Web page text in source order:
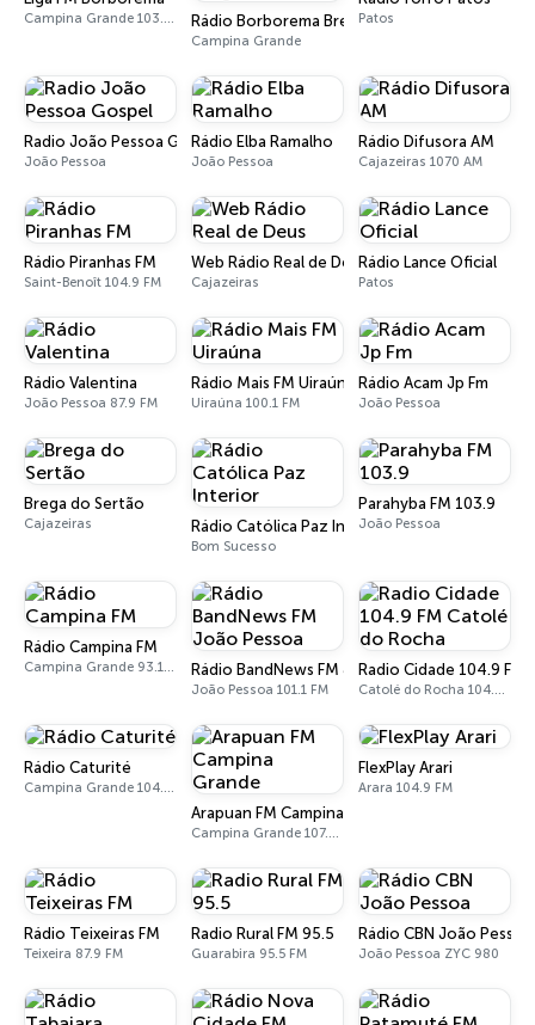
Campina Grande 103.5 FM Rádio Borborema Brega
Campina Grande
Patos
Radio João Pessoa Gospel
João Pessoa
Rádio Elba Ramalho
João Pessoa
Rádio Difusora AM
Cajazeiras 1070 AM
Rádio Piranhas FM
Saint-Benoît 104.9 FM
Web Rádio Real de Deus
Cajazeiras
Rádio Lance Oficial
Patos
Rádio Valentina
João Pessoa 87.9 FM
Rádio Mais FM Uiraúna
Uiraúna 100.1 FM
Rádio Acam Jp Fm
João Pessoa
Brega do Sertão
Cajazeiras Rádio Católica Paz Interior
Bom Sucesso
Parahyba FM 103.9
João Pessoa
Rádio Campina FM
Campina Grande 93.1 FM Rádio BandNews FM João Pessoa
João Pessoa 101.1 FM
Radio Cidade 104.9
Catolé do Rocha 104.9 FM
Rádio Caturité
Campina Grande 104.1 FM
Arapuan FM Campina Grande
Campina Grande 107.3 FM
FlexPlay Arari
Arara 104.9 FM
Rádio Teixeiras FM
Teixeira 87.9 FM
Radio Rural FM 95.5
Guarabira 95.5 FM
Rádio CBN João Pessoa
João Pessoa ZYC 980